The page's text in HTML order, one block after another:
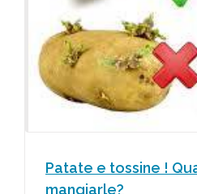
Patate e tossine !
mangiarle?